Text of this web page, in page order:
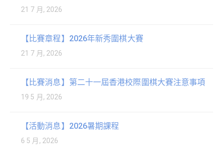
21 7 月, 2026
【比賽章程】2026年新秀圍棋大賽
21 7 月, 2026
【比賽消息】第二十一屆香港校際圍棋大賽注意事項
19 5 月, 2026
【活動消息】2026暑期課程
6 5 月, 2026